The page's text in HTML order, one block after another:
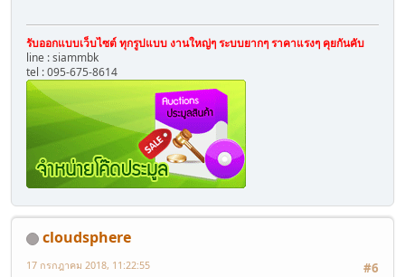
รับออกแบบเว็บไซต์ ทุกรูปแบบ งานใหญ่ๆ ระบบยากๆ ราคาแรงๆ คุยกันคับ
line : siammbk
tel : 095-675-8614
cloudsphere
#6
17 กรกฎาคม 2018, 11:22:55